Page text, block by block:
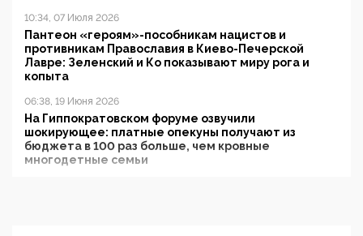
10:34, 07 Июля 2026
Пантеон «героям»-пособникам нацистов и
противникам Православия в Киево-Печерской
Лавре: Зеленский и Ко показывают миру рога и
копыта
06:38, 19 Июня 2026
На Гиппократовском форуме озвучили
шокирующее: платные опекуны получают из
бюджета в 100 раз больше, чем кровные
многодетные семьи